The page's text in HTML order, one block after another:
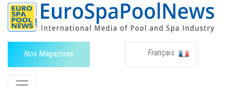
Nos Magazines Français